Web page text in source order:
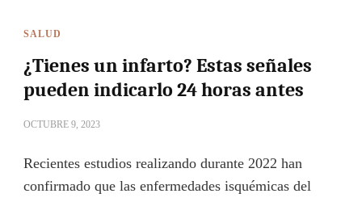
SALUD
¿Tienes un infarto? Estas señales
pueden indicarlo 24 horas antes
OCTUBRE 9, 2023
Recientes estudios realizando durante 2022 han
confirmado que las enfermedades isquémicas del